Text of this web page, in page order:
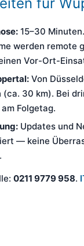
15–30
werden remote
Vor-Ort-
Von
(ca. 30 km). Bei
Folgetag.
Updates und
— keine
0211 9779 958.